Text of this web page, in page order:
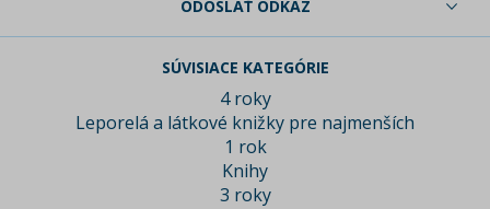
ODOSLAŤ ODKAZ
SÚVISIACE KATEGÓRIE
4 roky
Leporelá a látkové knižky pre najmenších
1 rok
Knihy
3 roky